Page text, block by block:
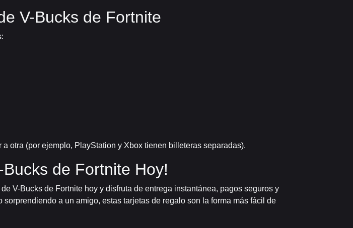
V-Bucks de Fortnite
otra (por ejemplo, PlayStation y Xbox tienen billeteras separadas).
de Fortnite Hoy!
V-Bucks de Fortnite hoy y disfruta de entrega instantánea, pagos seguros y
a un amigo, estas tarjetas de regalo son la forma más fácil de